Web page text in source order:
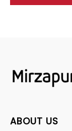
ABOUT US